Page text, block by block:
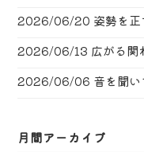
2026/06/20 姿勢を正
2026/06/13 広がる関
2026/06/06 音を聞い
月間アーカイブ